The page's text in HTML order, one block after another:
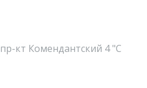
пр-кт Комендантский 4 "С